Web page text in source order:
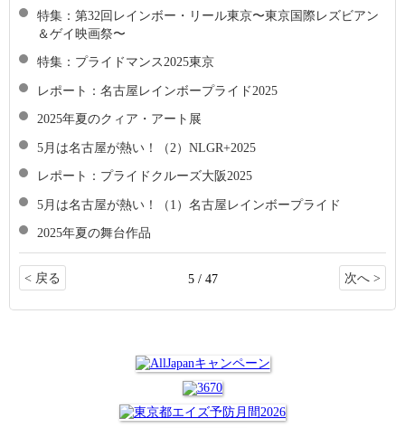
特集：第32回レインボー・リール東京〜東京国際レズビアン
＆ゲイ映画祭〜
特集：プライドマンス2025東京
レポート：名古屋レインボープライド2025
2025年夏のクィア・アート展
5月は名古屋が熱い！（2）NLGR+2025
レポート：プライドクルーズ大阪2025
5月は名古屋が熱い！（1）名古屋レインボープライド
2025年夏の舞台作品
< 戻る 5 / 47 次へ >